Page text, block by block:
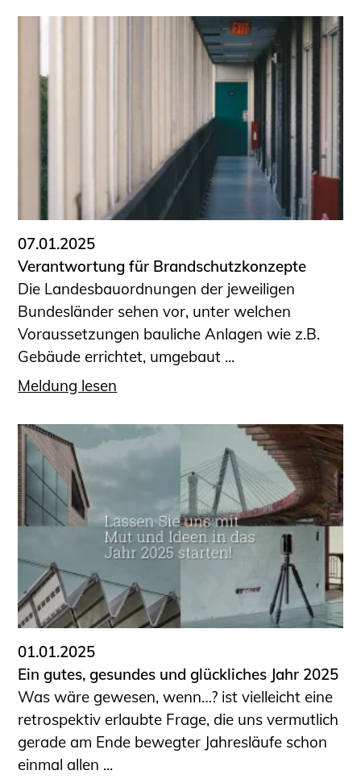
07.01.2025
Verantwortung für Brandschutzkonzepte
Die Landesbauordnungen der jeweiligen
Bundesländer sehen vor, unter welchen
Voraussetzungen bauliche Anlagen wie z.B.
Gebäude errichtet, umgebaut ...
Meldung lesen
01.01.2025
Ein gutes, gesundes und glückliches Jahr 2025
Was wäre gewesen, wenn…? ist vielleicht eine
retrospektiv erlaubte Frage, die uns vermutlich
gerade am Ende bewegter Jahresläufe schon
einmal allen ...